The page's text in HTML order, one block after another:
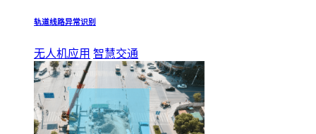
轨道线路异常识别
无人机应用 智慧交通